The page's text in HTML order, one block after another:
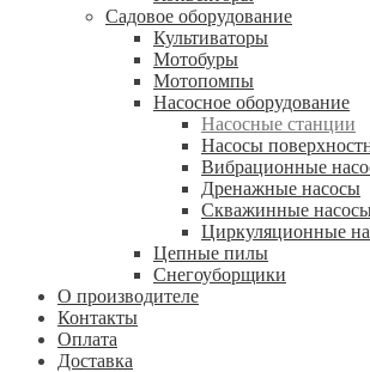
Садовое оборудование
Культиваторы
Мотобуры
Мотопомпы
Насосное оборудование
Насосные станции
Насосы
Вибрационные
Дренажные насосы
Скважинные
Циркуляционные
Цепные пилы
Снегоуборщики
О производителе
Контакты
Оплата
Доставка